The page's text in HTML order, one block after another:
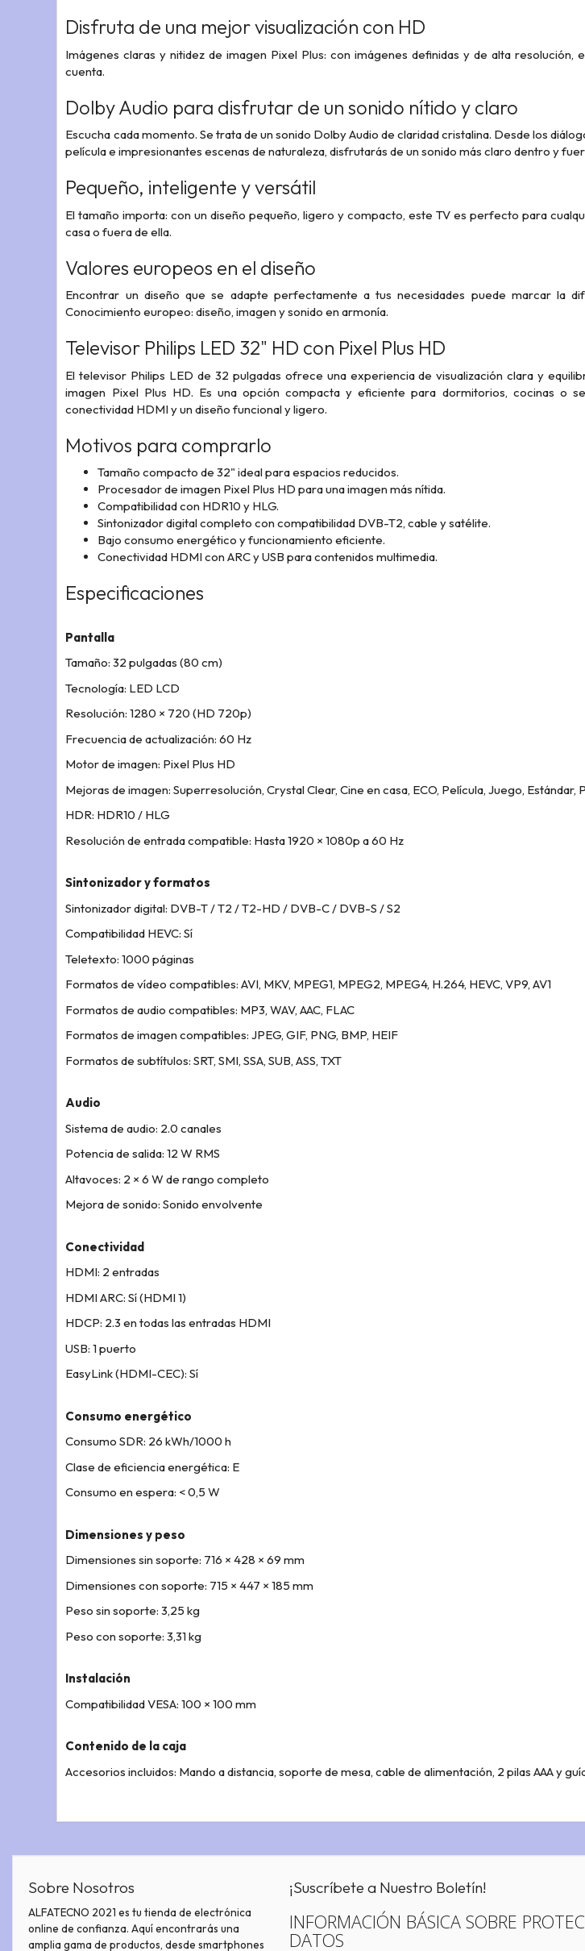
Disfruta de una mejor visualización con HD
Imágenes claras y nitidez de imagen Pixel Plus: con imágenes definidas y de alta
cuenta.
Dolby Audio para disfrutar de un sonido nítido y claro
Escucha cada momento. Se trata de un sonido Dolby Audio de claridad cristalina. Desde los
película e impresionantes escenas de naturaleza, disfrutarás de un sonido más claro dentro y
Pequeño, inteligente y versátil
El tamaño importa: con un diseño pequeño, ligero y compacto, este TV es perfecto para
casa o fuera de ella.
Valores europeos en el diseño
Encontrar un diseño que se adapte perfectamente a tus necesidades puede marcar la
Conocimiento europeo: diseño, imagen y sonido en armonía.
Televisor Philips LED 32" HD con Pixel Plus HD
El televisor Philips LED de 32 pulgadas ofrece una experiencia de visualización clara y
imagen Pixel Plus HD. Es una opción compacta y eficiente para dormitorios, cocinas o
conectividad HDMI y un diseño funcional y ligero.
Motivos para comprarlo
Tamaño compacto de 32" ideal para espacios reducidos.
Procesador de imagen Pixel Plus HD para una imagen más nítida.
Compatibilidad con HDR10 y HLG.
Sintonizador digital completo con compatibilidad DVB-T2, cable y satélite.
Bajo consumo energético y funcionamiento eficiente.
Conectividad HDMI con ARC y USB para contenidos multimedia.
Especificaciones
Pantalla
Tamaño: 32 pulgadas (80 cm)
Tecnología: LED LCD
Resolución: 1280 × 720 (HD 720p)
Frecuencia de actualización: 60 Hz
Motor de imagen: Pixel Plus HD
Mejoras de imagen: Superresolución, Crystal Clear, Cine en casa, ECO, Película, Juego, Estándar,
HDR: HDR10 / HLG
Resolución de entrada compatible: Hasta 1920 × 1080p a 60 Hz
Sintonizador y formatos
Sintonizador digital: DVB-T / T2 / T2-HD / DVB-C / DVB-S / S2
Compatibilidad HEVC: Sí
Teletexto: 1000 páginas
Formatos de vídeo compatibles: AVI, MKV, MPEG1, MPEG2, MPEG4, H.264, HEVC, VP9, AV1
Formatos de audio compatibles: MP3, WAV, AAC, FLAC
Formatos de imagen compatibles: JPEG, GIF, PNG, BMP, HEIF
Formatos de subtítulos: SRT, SMI, SSA, SUB, ASS, TXT
Audio
Sistema de audio: 2.0 canales
Potencia de salida: 12 W RMS
Altavoces: 2 × 6 W de rango completo
Mejora de sonido: Sonido envolvente
Conectividad
HDMI: 2 entradas
HDMI ARC: Sí (HDMI 1)
HDCP: 2.3 en todas las entradas HDMI
USB: 1 puerto
EasyLink (HDMI-CEC): Sí
Consumo energético
Consumo SDR: 26 kWh/1000 h
Clase de eficiencia energética: E
Consumo en espera: < 0,5 W
Dimensiones y peso
Dimensiones sin soporte: 716 × 428 × 69 mm
Dimensiones con soporte: 715 × 447 × 185 mm
Peso sin soporte: 3,25 kg
Peso con soporte: 3,31 kg
Instalación
Compatibilidad VESA: 100 × 100 mm
Contenido de la caja
Accesorios incluidos: Mando a distancia, soporte de mesa, cable de alimentación, 2 pilas AAA y
Sobre Nosotros
ALFATECNO 2021 es tu tienda de electrónica
online de confianza. Aquí encontrarás una
amplia gama de productos, desde smartphones
¡Suscríbete a Nuestro Boletín!
INFORMACIÓN BÁSICA SOBRE
DATOS